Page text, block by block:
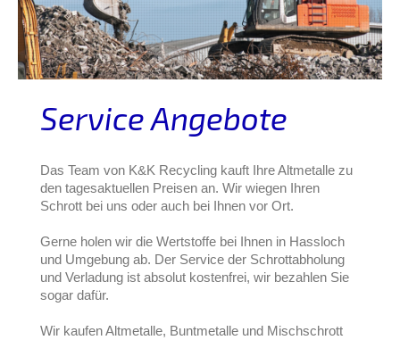
Service Angebote
Das Team von K&K Recycling kauft Ihre Altmetalle zu
den tagesaktuellen Preisen an. Wir wiegen Ihren
Schrott bei uns oder auch bei Ihnen vor Ort.
Gerne holen wir die Wertstoffe bei Ihnen in Hassloch
und Umgebung ab. Der Service der Schrottabholung
und Verladung ist absolut kostenfrei, wir bezahlen Sie
sogar dafür.
Wir kaufen Altmetalle, Buntmetalle und Mischschrott